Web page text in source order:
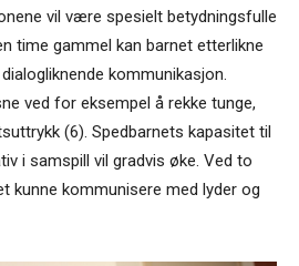
vil være spesielt betydningsfulle
time gammel kan barnet etterlikne
kommunikasjon.
ved for eksempel å rekke tunge,
(6). Spedbarnets kapasitet til
i samspill vil gradvis øke. Ved to
kunne kommunisere med lyder og